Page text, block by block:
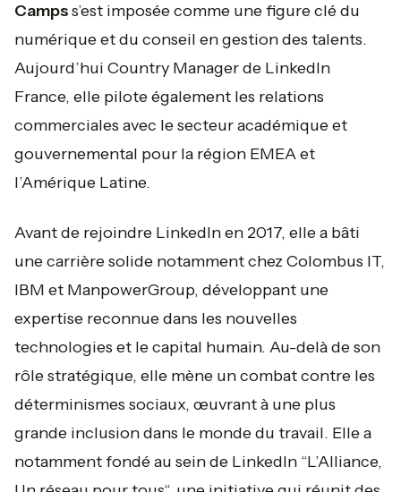
Campss’est imposée comme une figure clé du
numérique et du conseil en gestion des talents.
Aujourd’hui Country Manager de LinkedIn
France, elle pilote également les relations
commerciales avec le secteur académique et
gouvernemental pour la région EMEA et
l’Amérique Latine.
Avant de rejoindre LinkedIn en 2017, elle a bâti
une carrière solide notamment chez Colombus IT,
IBM et ManpowerGroup, développant une
expertise reconnue dans les nouvelles
technologies et le capital humain. Au-delà de son
rôle stratégique, elle mène un combat contre les
déterminismes sociaux, œuvrant à une plus
grande inclusion dans le monde du travail. Elle a
notamment fondé au sein de LinkedIn “L’Alliance,